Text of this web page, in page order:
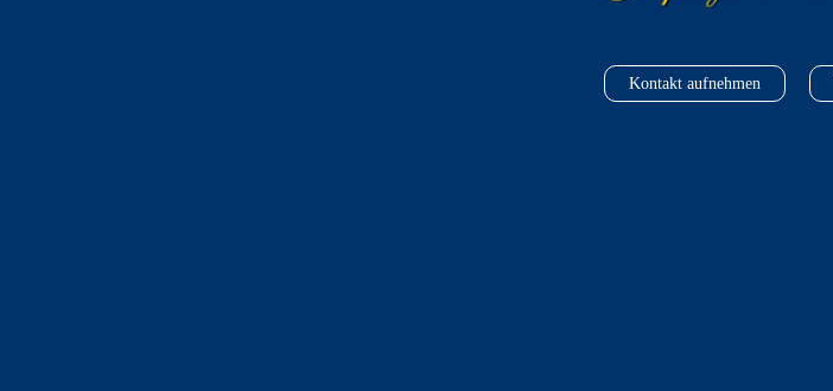
Kontakt aufnehmen